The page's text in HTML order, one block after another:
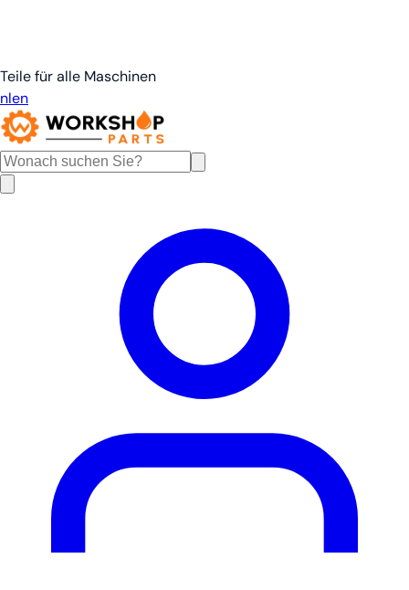
Teile für alle Maschinen
nlen